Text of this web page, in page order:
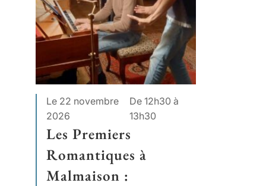
Le 22 novembre
2026
De 12h30 à
13h30
Les Premiers
Romantiques à
Malmaison :